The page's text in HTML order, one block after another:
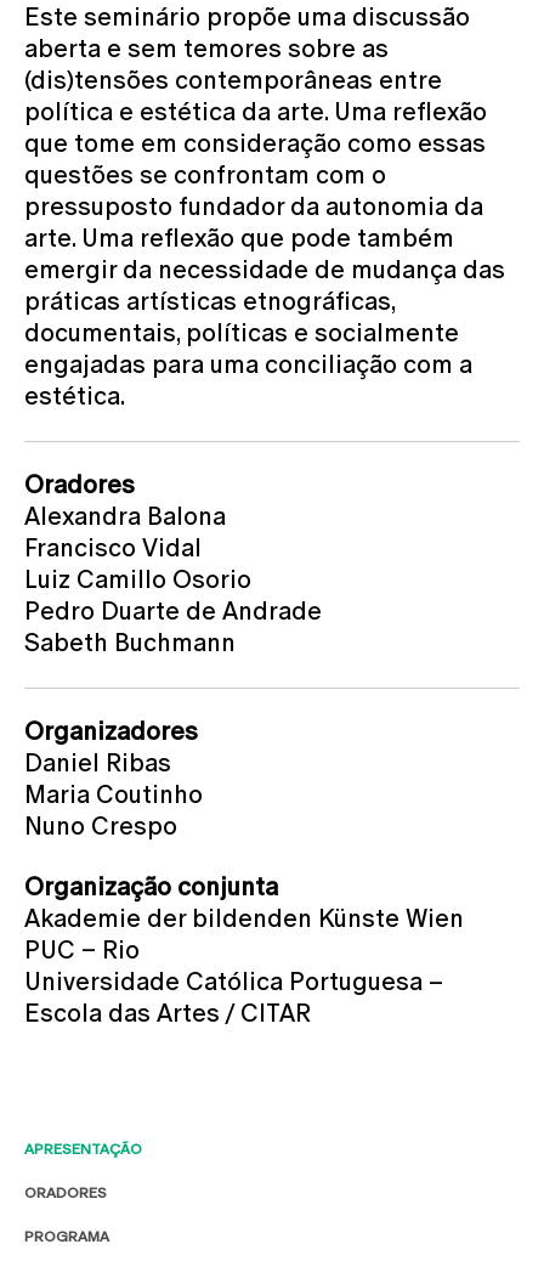
APRESENTAÇÃO
ORADORES
PROGRAMA
Este seminário propõe uma discussão
aberta e sem temores sobre as
(dis)tensões contemporâneas entre
política e estética da arte. Uma reflexão
que tome em consideração como essas
questões se confrontam com o
pressuposto fundador da autonomia da
arte. Uma reflexão que pode também
emergir da necessidade de mudança das
práticas artísticas etnográficas,
documentais, políticas e socialmente
engajadas para uma conciliação com a
estética.
Oradores
Alexandra Balona
Francisco Vidal
Luiz Camillo Osorio
Pedro Duarte de Andrade
Sabeth Buchmann
Organizadores
Daniel Ribas
Maria Coutinho
Nuno Crespo
Organização conjunta
Akademie der bildenden Künste Wien
PUC – Rio
Universidade Católica Portuguesa –
Escola das Artes / CITAR